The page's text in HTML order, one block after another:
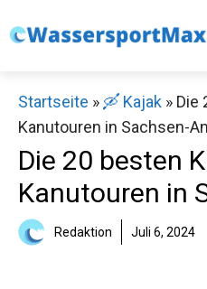
Inhalt
Startseite » 🛶 Kajak » Die
Kanutouren in Sachsen-
Die 20 besten
Kanutouren in
Redaktion Juli 6, 2024